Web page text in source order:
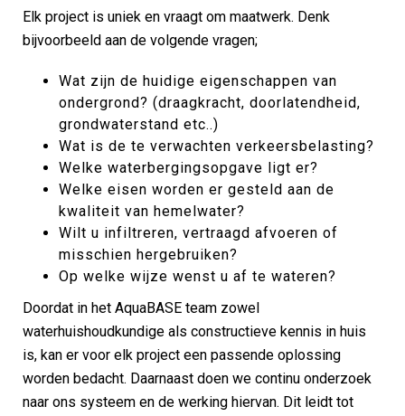
Elk project is uniek en vraagt om maatwerk. Denk
bijvoorbeeld aan de volgende vragen;
Wat zijn de huidige eigenschappen van
ondergrond? (draagkracht, doorlatendheid,
grondwaterstand etc..)
Wat is de te verwachten verkeersbelasting?
Welke waterbergingsopgave ligt er?
Welke eisen worden er gesteld aan de
kwaliteit van hemelwater?
Wilt u infiltreren, vertraagd afvoeren of
misschien hergebruiken?
Op welke wijze wenst u af te wateren?
Doordat in het AquaBASE team zowel
waterhuishoudkundige als constructieve kennis in huis
is, kan er voor elk project een passende oplossing
worden bedacht. Daarnaast doen we continu onderzoek
naar ons systeem en de werking hiervan. Dit leidt tot